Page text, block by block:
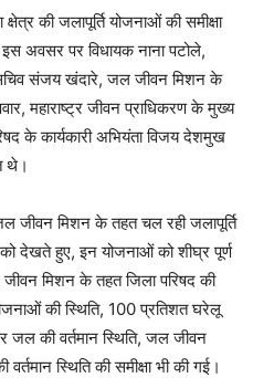
की जलापूर्ति योजनाओं की समीक्षा
अवसर पर विधायक नाना पटोले,
सचिव संजय खंदारे, जल जीवन मिशन के
महाराष्ट्र जीवन प्राधिकरण के मुख्य
के कार्यकारी अभियंता विजय देशमुख
थे।
जीवन मिशन के तहत चल रही जलापूर्ति
देखते हुए, इन योजनाओं को शीघ्र पूर्ण
जीवन मिशन के तहत जिला परिषद की
की स्थिति, 100 प्रतिशत घरेलू
की वर्तमान स्थिति, जल जीवन
स्थिति की समीक्षा भी की गई।